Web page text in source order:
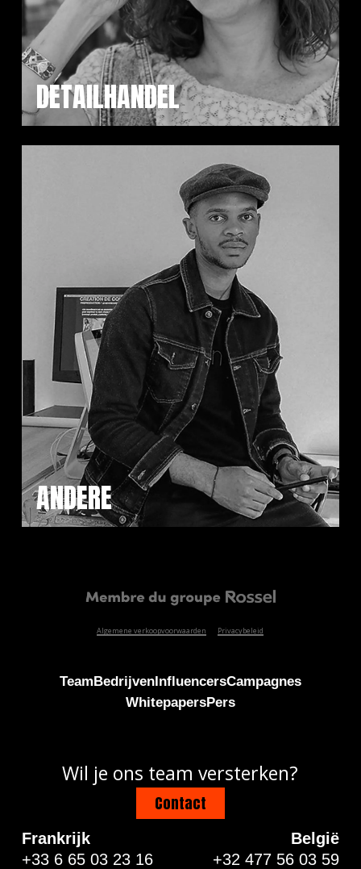
DETAILHANDEL
ANDERE
Algemene verkoopvoorwaarden Privacybeleid
Team BedrijvenInfluencersCampagnes
WhitepapersPers
Wil je ons team versterken?
Contact
Frankrijk
+33 6 65 03 23 16
België
+32 477 56 03 59